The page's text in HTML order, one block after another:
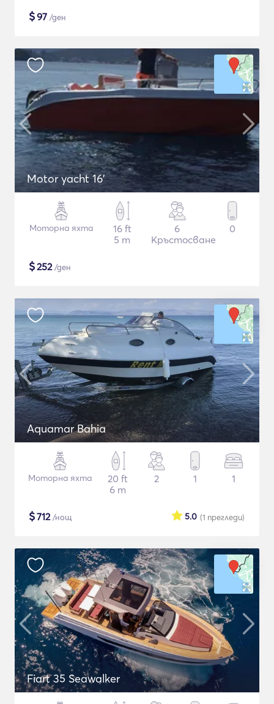
$97 /ден
Motor yacht 16'
Моторна яхта
16 ft
5 m
6
Кръстосване
0
$252/ден
Aquamar Bahia
Моторна яхта
20 ft
6 m
2 1 1
$712/нощ (1 прегледи)
5.0
Fiart 35 Seawalker